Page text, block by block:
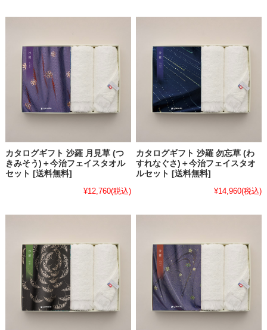
カタログギフト 沙羅 月見草 (つ
きみそう)＋今治フェイスタオル
セット [送料無料]
¥12,760(税込)
カタログギフト 沙羅 勿忘草 (わ
すれなぐさ)＋今治フェイスタオ
ルセット [送料無料]
¥14,960(税込)